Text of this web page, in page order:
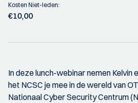
Kosten Niet-leden:
€10,00
In deze lunch-webinar nemen Kelvin
het NCSC je mee in de wereld van
Nationaal Cyber Security Centrum